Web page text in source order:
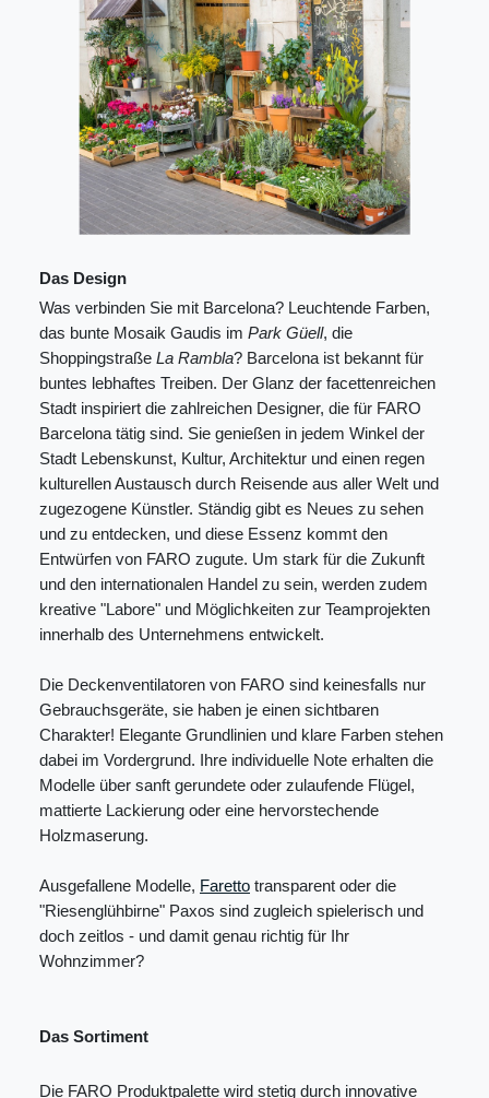
Das Design
Was verbinden Sie mit Barcelona? Leuchtende Farben,
das bunte Mosaik Gaudis im Park Güell, die
Shoppingstraße La Rambla? Barcelona ist bekannt für
buntes lebhaftes Treiben. Der Glanz der facettenreichen
Stadt inspiriert die zahlreichen Designer, die für FARO
Barcelona tätig sind. Sie genießen in jedem Winkel der
Stadt Lebenskunst, Kultur, Architektur und einen regen
kulturellen Austausch durch Reisende aus aller Welt und
zugezogene Künstler. Ständig gibt es Neues zu sehen
und zu entdecken, und diese Essenz kommt den
Entwürfen von FARO zugute. Um stark für die Zukunft
und den internationalen Handel zu sein, werden zudem
kreative "Labore" und Möglichkeiten zur Teamprojekten
innerhalb des Unternehmens entwickelt.
Die Deckenventilatoren von FARO sind keinesfalls nur
Gebrauchsgeräte, sie haben je einen sichtbaren
Charakter! Elegante Grundlinien und klare Farben stehen
dabei im Vordergrund. Ihre individuelle Note erhalten die
Modelle über sanft gerundete oder zulaufende Flügel,
mattierte Lackierung oder eine hervorstechende
Holzmaserung.
Ausgefallene Modelle, Faretto transparent oder die
"Riesenglühbirne" Paxos sind zugleich spielerisch und
doch zeitlos - und damit genau richtig für Ihr
Wohnzimmer?
Das Sortiment
Die FARO Produktpalette wird stetig durch innovative